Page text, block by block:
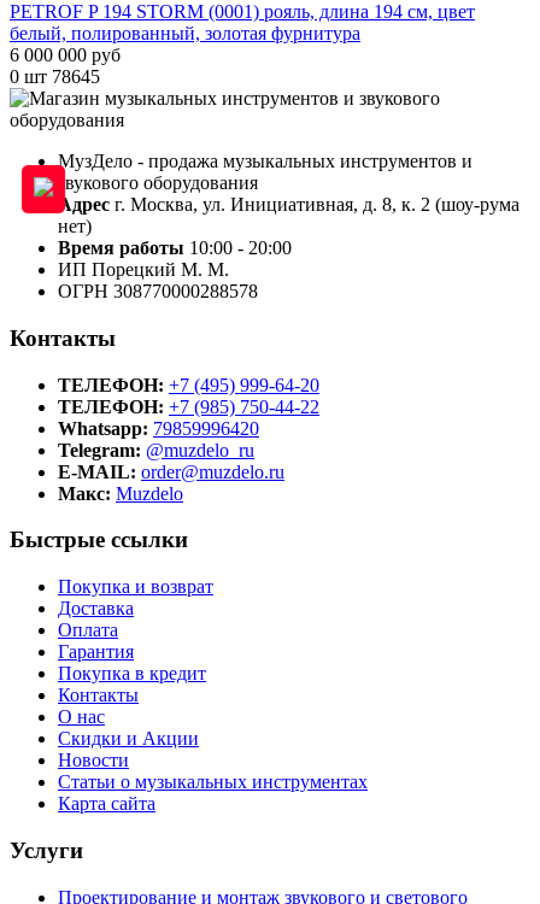
PETROF P 194 STORM (0001) рояль, длина 194 см, цвет
белый, полированный, золотая фурнитура
6 000 000 руб
0 шт 78645
МузДело - продажа музыкальных инструментов и
звукового оборудования
Адрес г. Москва, ул. Инициативная, д. 8, к. 2 (шоу-рума
нет)
Время работы 10:00 - 20:00
ИП Порецкий М. М.
ОГРН 308770000288578
Контакты
ТЕЛЕФОН: +7 (495) 999-64-20
ТЕЛЕФОН: +7 (985) 750-44-22
Whatsapp: 79859996420
Telegram: @muzdelo_ru
E-MAIL: order@muzdelo.ru
Макс: Muzdelo
Быстрые ссылки
Покупка и возврат
Доставка
Оплата
Гарантия
Покупка в кредит
Контакты
О нас
Скидки и Акции
Новости
Статьи о музыкальных инструментах
Карта сайта
Услуги
Проектирование и монтаж звукового и светового